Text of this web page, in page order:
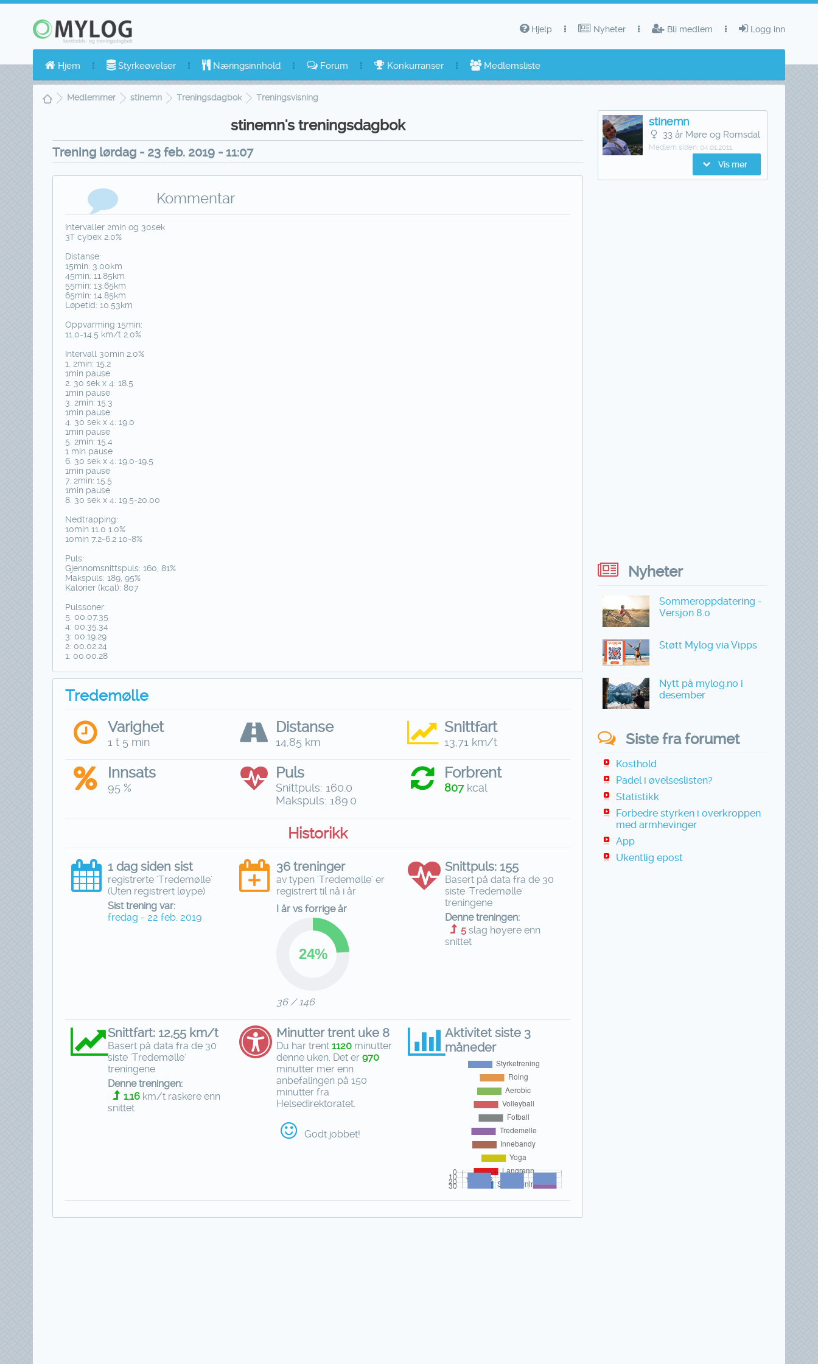
Logg inn
Bli medlem
Nyheter
Hjelp
Hjem Styrkeøvelser Næringsinnhold Forum Konkurranser Medlemsliste
Medlemmer stinemn Treningsdagbok Treningsvisning
stinemn's treningsdagbok
Trening lørdag - 23 feb. 2019 - 11:07
Kommentar
Intervaller 2min og 30sek
3T cybex 2.0%
Distanse:
15min: 3.00km
45min: 11.85km
55min: 13.65km
65min: 14.85km
Løpetid: 10.53km
Oppvarming 15min:
11.0-14.5 km/t 2.0%
Intervall 30min 2.0%
1. 2min: 15.2
1min pause
2. 30 sek x 4: 18.5
1min pause
3. 2min: 15.3
1min pause:
4. 30 sek x 4: 19.0
1min pause
5. 2min: 15.4
1 min pause
6. 30 sek x 4: 19.0-19.5
1min pause
7. 2min: 15.5
1min pause
8. 30 sek x 4: 19.5-20.00
Nedtrapping:
10min 11.0 1.0%
10min 7.2-6.2 10-8%
Puls:
Gjennomsnittspuls: 160, 81%
Makspuls: 189, 95%
Kalorier (kcal): 807
Pulssoner:
5: 00.07.35
4: 00.35.34
3: 00.19.29
2: 00.02.24
1: 00.00.28
Tredemølle
Varighet
1 t 5 min
Distanse
14,85 km
Snittfart
13,71 km/t
Innsats
95 %
Puls
Snittpuls: 160.0
Makspuls: 189.0
Forbrent
807kcal
Historikk
1 dag siden sist
registrerte 'Tredemølle'
(Uten registrert løype)
Sist trening var:
fredag - 22 feb. 2019
36 treninger
av typen 'Tredemølle' er
registrert til nå i år
I år vs forrige år
36 / 146
Snittpuls: 155
Basert på data fra de 30
siste 'Tredemølle'
treningene
Denne treningen:
5slag høyere enn
snittet
Snittfart: 12,55 km/t
Basert på data fra de 30
siste 'Tredemølle'
treningene
Denne treningen:
1,16 km/t raskere enn
snittet
Minutter trent uke 8
Du har trent1120 minutter
denne uken. Det er970
minutter mer enn
anbefalingen på 150
minutter fra
Helsedirektoratet.
Godt jobbet!
Aktivitet siste 3
måneder
stinemn
33 år Møre og Romsdal
Medlem siden: 04.01.2011
Vis mer
Nyheter
Sommeroppdatering -
Versjon 8.0
Støtt Mylog via Vipps
Nytt på mylog.no i
desember
Siste fra forumet
Kosthold
Padel i øvelseslisten?
Statistikk
Forbedre styrken i overkroppen
med armhevinger
App
Ukentlig epost